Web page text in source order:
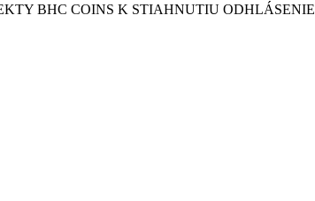
BHC COINS K STIAHNUTIU ODHLÁSENIE